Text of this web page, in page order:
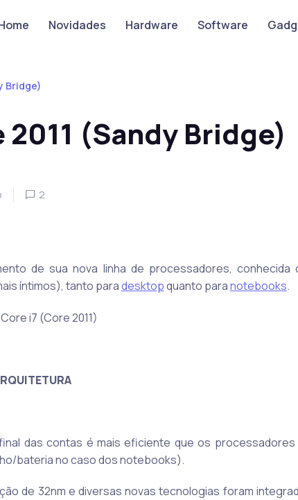
Novidades Hardware Software
Bridge)
(Sandy Bridge)
2
de sua nova linha de processadores,
íntimos), tanto paradesktopquanto paranotebooks.
das contas é mais eficiente que os
bateria no caso dos notebooks).
de 32nm e diversas novas tecnologias foram